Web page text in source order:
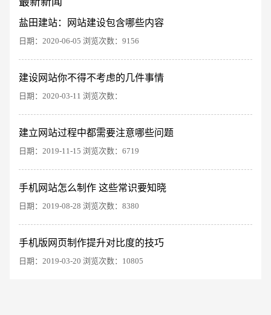
盐田建站：网站建设包含哪些内容
日期：2020-06-05 浏览次数：9156
建设网站你不得不考虑的几件事情
日期：2020-03-11 浏览次数：
建立网站过程中都需要注意哪些问题
日期：2019-11-15 浏览次数：6719
手机网站怎么制作 这些常识要知晓
日期：2019-08-28 浏览次数：8380
手机版网页制作提升对比度的技巧
日期：2019-03-20 浏览次数：10805
创意品牌型网站